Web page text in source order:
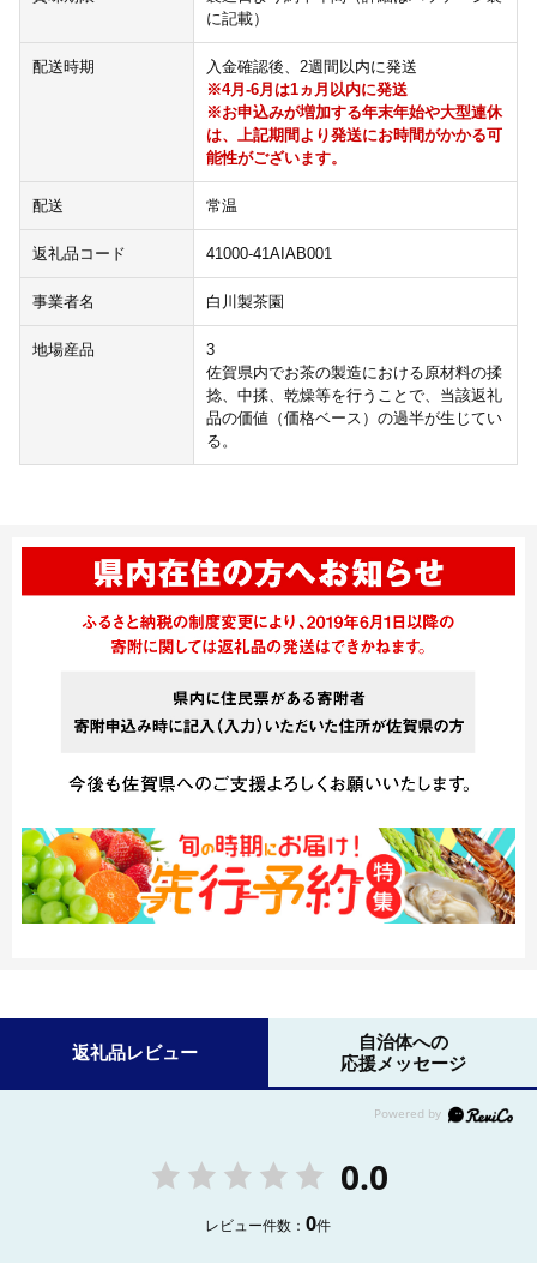
に記載）
配送時期
入金確認後、2週間以内に発送
※4月-6月は1ヵ月以内に発送
※お申込みが増加する年末年始や大型連休
は、上記期間より発送にお時間がかかる可
能性がございます。
配送 常温
返礼品コード 41000-41AIAB001
事業者名 白川製茶園
地場産品
3
佐賀県内でお茶の製造における原材料の揉
捻、中揉、乾燥等を行うことで、当該返礼
品の価値（価格ベース）の過半が生じてい
る。
返礼品レビュー
自治体への
応援メッセージ
0.0
レビュー件数：0件